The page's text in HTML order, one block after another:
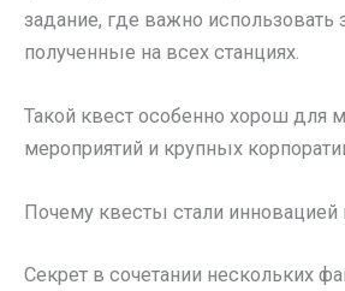
задание, где важно использовать
полученные на всех станциях.
Такой квест особенно хорош для
мероприятий и крупных
Почему квесты стали
Секрет в сочетании нескольких